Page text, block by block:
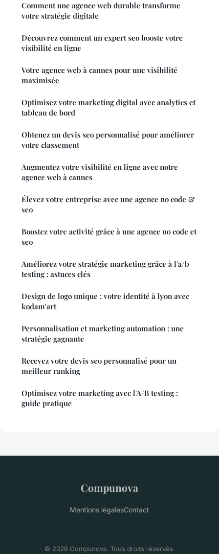
Comment une agence web durable transforme
votre stratégie digitale
Découvrez comment un expert seo booste votre
visibilité en ligne
Votre agence web à cannes pour une visibilité
maximisée
Optimisez votre marketing digital avec analytics et
tableau de bord
Obtenez un devis seo personnalisé pour améliorer
votre classement
Augmentez votre visibilité en ligne avec notre
agence web à cannes
Élevez votre entreprise avec une agence no code &
seo
Boostez votre activité grâce à une agence no code et
seo
Améliorez votre stratégie marketing grâce à l'a/b
testing : astuces clés
Design de logo unique : votre identité à lyon avec
kodam'art
Personnalisation et marketing automation : une
stratégie gagnante
Recevez votre devis seo personnalisé pour un
meilleur ranking
Optimisez votre marketing avec l'A/B testing :
guide pratique
Compunova
Mentions légalesContact
© 2026 Compunova. Tous droits réservés.